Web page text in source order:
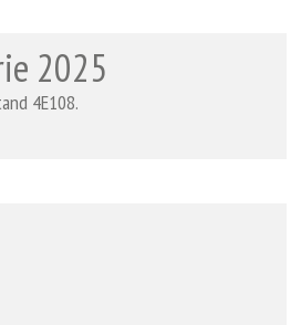
2025
4E108.